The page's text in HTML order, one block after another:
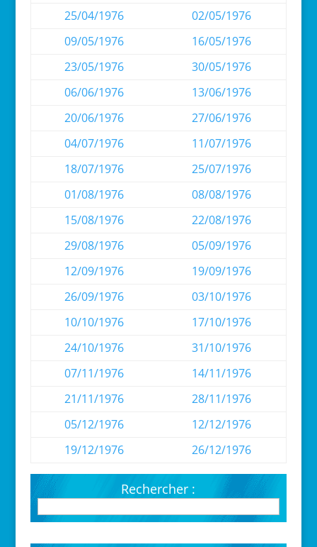
25/04/1976
02/05/1976
09/05/1976
16/05/1976
23/05/1976
30/05/1976
06/06/1976
13/06/1976
20/06/1976
27/06/1976
04/07/1976
11/07/1976
18/07/1976
25/07/1976
01/08/1976
08/08/1976
15/08/1976
22/08/1976
29/08/1976
05/09/1976
12/09/1976
19/09/1976
26/09/1976
03/10/1976
10/10/1976
17/10/1976
24/10/1976
31/10/1976
07/11/1976
14/11/1976
21/11/1976
28/11/1976
05/12/1976
12/12/1976
19/12/1976
26/12/1976
Rechercher :